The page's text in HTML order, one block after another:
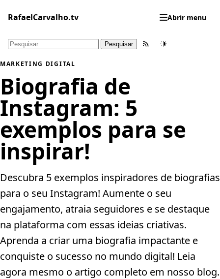
para
conteúdo
RafaelCarvalho.tv Abrir menu
Pesquisar
Feed RSSTema
MARKETING DIGITAL
Biografia de
Instagram: 5
exemplos para se
inspirar!
Descubra 5 exemplos inspiradores de biografias
para o seu Instagram! Aumente o seu
engajamento, atraia seguidores e se destaque
na plataforma com essas ideias criativas.
Aprenda a criar uma biografia impactante e
conquiste o sucesso no mundo digital! Leia
agora mesmo o artigo completo em nosso blog.